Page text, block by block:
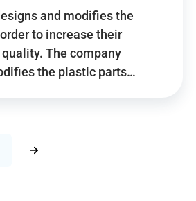
and modifies the
to increase their
The company
the plastic parts…